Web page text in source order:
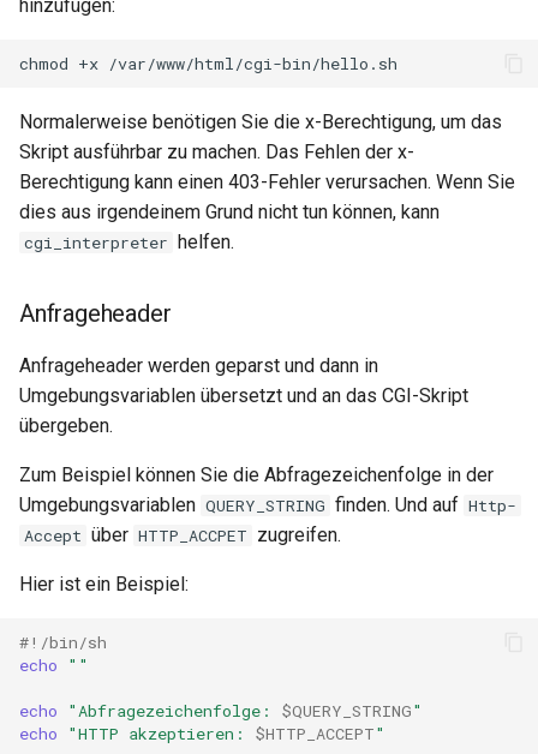
hinzufügen:
chmod +x
Normalerweise benötigen Sie die x-Berechtigung, um das
Skript ausführbar zu machen. Das Fehlen der x-
Berechtigung kann einen 403-Fehler verursachen. Wenn Sie
dies aus irgendeinem Grund nicht tun können, kann
cgi_interpreter helfen.
Anfrageheader
Anfrageheader werden geparst und dann in
Umgebungsvariablen übersetzt und an das CGI-Skript
übergeben.
Zum Beispiel können Sie die Abfragezeichenfolge in der
Umgebungsvariablen QUERY_STRING finden. Und auf Http-
Accept über HTTP_ACCPET zugreifen.
Hier ist ein Beispiel:
#!/bin/sh
echo
""
echo "Abfragezeichenfolge: $QUERY_STRING"
echo
"HTTP akzeptieren: $HTTP_ACCEPT"